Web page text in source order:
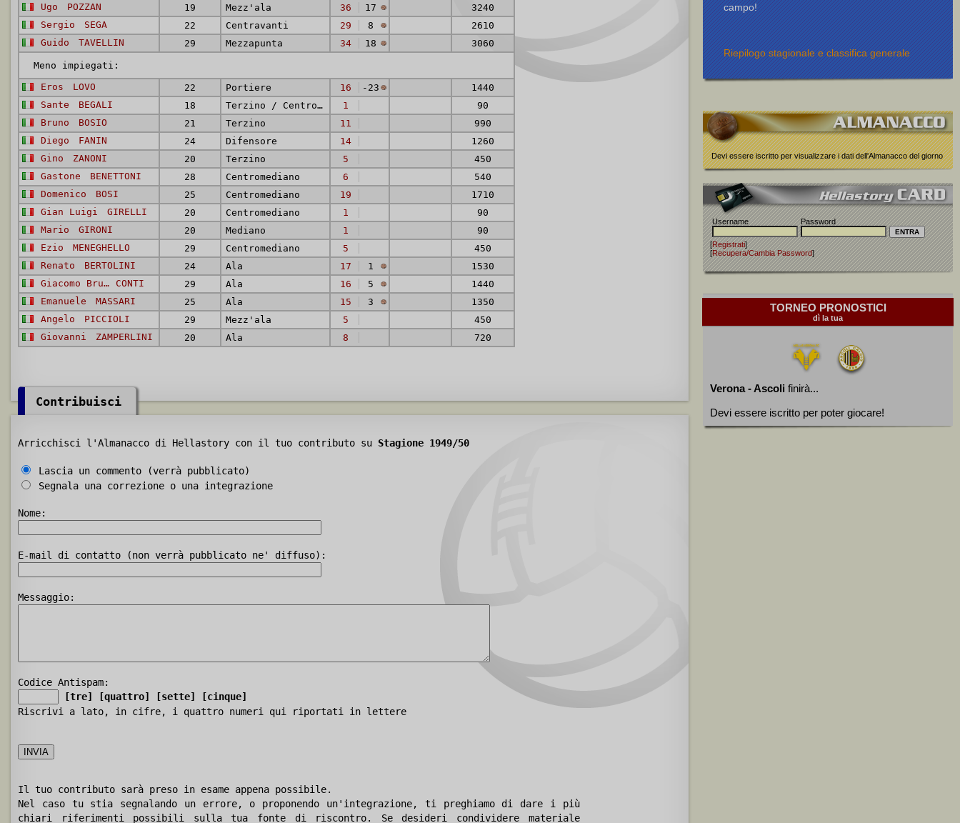
Ugo
POZZAN 19 Mezz'ala 36 17
3240
Sergio
SEGA 22 Centravanti 29 8
2610
Guido
TAVELLIN 29 Mezzapunta 34 18 3060
Meno impiegati:
Eros
LOVO 22 Portiere 16 -23
1440
Sante
BEGALI 18 Terzino / Centromediano 1
90
Bruno
BOSIO 21 Terzino 11
990
Diego
FANIN 24 Difensore 14
1260
Gino
ZANONI 20 Terzino 5
450
Gastone
BENETTONI 28 Centromediano 6
540
Domenico
BOSI 25 Centromediano 19
1710
Gian Luigi
GIRELLI 20 Centromediano 1
90
Mario
GIRONI 20 Mediano 1
90
Ezio
MENEGHELLO 29 Centromediano 5
450
Renato
BERTOLINI 24 Ala 17 1
1530
Giacomo Bruno
CONTI 29 Ala 16 5
1440
Emanuele
MASSARI 25 Ala 15 3
1350
Angelo
PICCIOLI 29 Mezz'ala 5
450
Giovanni
ZAMPERLINI 20 Ala 8 720
Contribuisci
Arricchisci l'Almanacco di Hellastory con il tuo contributo su Stagione 1949/50
Lascia un commento (verrà pubblicato)
Segnala una correzione o una integrazione
Nome:
E-mail di contatto (non verrà pubblicato ne' diffuso):
Messaggio:
Codice Antispam:
[tre]
[quattro] [sette]
[cinque]
Riscrivi a lato, in cifre, i quattro numeri qui riportati in lettere
Il tuo contributo sarà preso in esame appena possibile.
Nel caso tu stia segnalando un errore, o proponendo un'integrazione, ti preghiamo di dare i più
chiari riferimenti possibili sulla tua fonte di riscontro. Se desideri condividere materiale
campo!
Riepilogo stagionale e classifica generale
Devi essere iscritto per visualizzare i dati dell'Almanacco del giorno
Username Password
[Registrati]
[Recupera/Cambia Password]
TORNEO PRONOSTICI
dì la tua
Verona - Ascoli finirà...
Devi essere iscritto per poter giocare!